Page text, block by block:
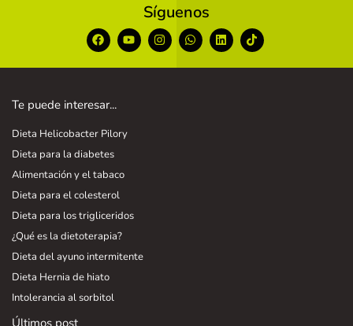
Síguenos
Últimos post
Te puede interesar...
Dieta Helicobacter Pilory
Dieta para la diabetes
Alimentación y el tabaco
Dieta para el colesterol
Dieta para los trigliceridos
¿Qué es la dietoterapia?
Dieta del ayuno intermitente
Dieta Hernia de hiato
Intolerancia al sorbitol